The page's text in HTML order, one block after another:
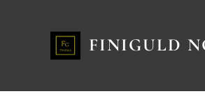
FINIGULD